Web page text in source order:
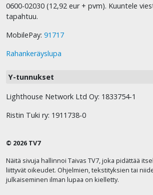
0600-02030 (12,92 eur + pvm). Kuuntele
tapahtuu.
MobilePay: 91717
Rahankeräyslupa
Y-tunnukset
Lighthouse Network Ltd Oy: 1833754-1
Ristin Tuki ry: 1911738-0
© 2026 TV7
Näitä sivuja hallinnoi Taivas TV7, joka pidättää
liittyvät oikeudet. Ohjelmien, tekstityksien tai
julkaiseminen ilman lupaa on kielletty.